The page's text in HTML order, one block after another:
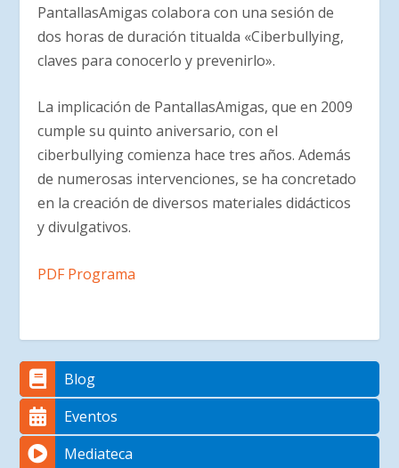
PantallasAmigas colabora con una sesión de
dos horas de duración titualda «Ciberbullying,
claves para conocerlo y prevenirlo».
La implicación de PantallasAmigas, que en 2009
cumple su quinto aniversario, con el
ciberbullying comienza hace tres años. Además
de numerosas intervenciones, se ha concretado
en la creación de diversos materiales didácticos
y divulgativos.
PDF Programa
Blog
Eventos
Mediateca